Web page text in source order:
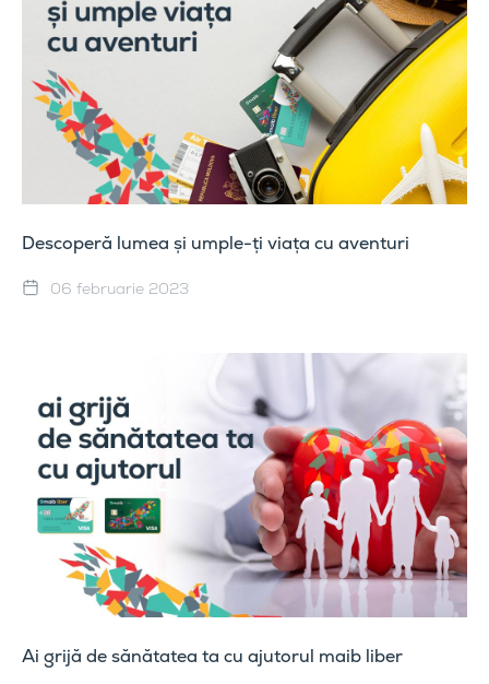
Descoperă lumea și umple-ți viața cu aventuri
06 februarie 2023
Ai grijă de sănătatea ta cu ajutorul maib liber